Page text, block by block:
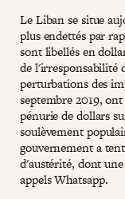
Le Liban se situe
plus endettés par
sont libellés en
de l'irresponsabilité
perturbations des
septembre 2019,
pénurie de dollars
soulèvement
gouvernement a
d'austérité, dont
appels Whatsapp.